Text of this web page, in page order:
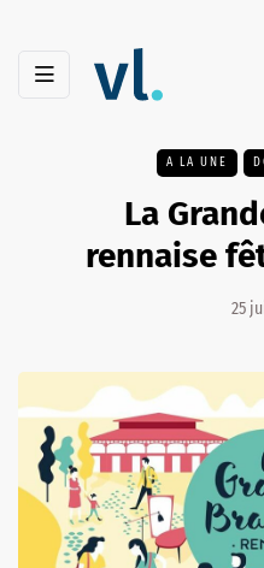
A LA UNE
La
rennaise
25